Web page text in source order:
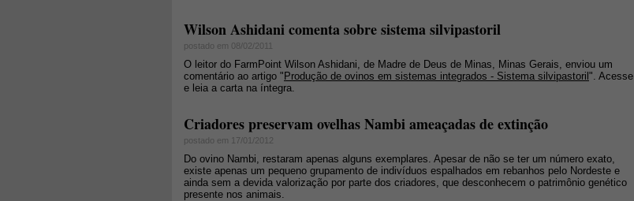
Wilson Ashidani comenta sobre sistema silvipastoril
postado em 08/02/2011
O leitor do FarmPoint Wilson Ashidani, de Madre de Deus de Minas, Minas Gerais, enviou um
comentário ao artigo " Produção de ovinos em sistemas integrados - Sistema silvipastoril ". Acesse
e leia a carta na íntegra.
Criadores preservam ovelhas Nambi ameaçadas de extinção
postado em 17/01/2012
Do ovino Nambi, restaram apenas alguns exemplares. Apesar de não se ter um número exato,
existe apenas um pequeno grupamento de indivíduos espalhados em rebanhos pelo Nordeste e
ainda sem a devida valorização por parte dos criadores, que desconhecem o patrimônio genético
presente nos animais.